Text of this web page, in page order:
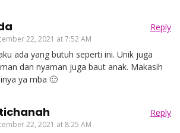
22, 2021 at 7:52 AM
Reply
ada yang butuh seperti ini. Unik juga
dan nyaman juga baut anak. Makasih
ya mba 🙂
22, 2021 at 8:25 AM
Reply